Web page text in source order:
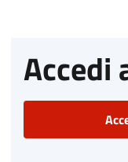
Accedi